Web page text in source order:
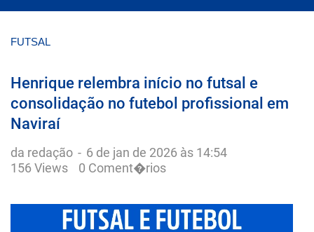
FUTSAL
Henrique relembra início no futsal e
consolidação no futebol profissional em
Naviraí
da redação - 6 de jan de 2026 às 14:54
156 Views
0 Coment�rios